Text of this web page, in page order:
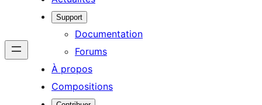
Support
Documentation
Forums
À propos
Compositions